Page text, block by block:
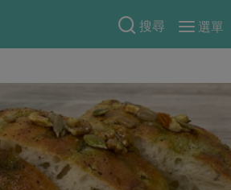
搜尋
選單
當令水果
蕈菇類